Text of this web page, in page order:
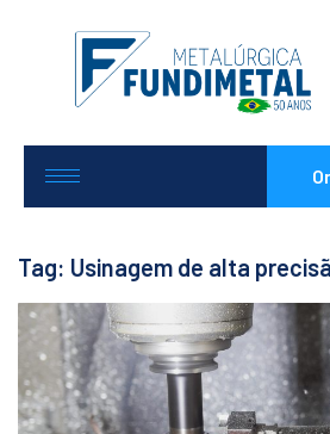
Tag: Usinagem de alta